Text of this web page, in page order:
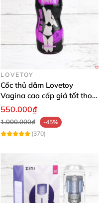
LOVETOY
Cốc thủ dâm Lovetoy
Vagina cao cấp giá tốt thoả
mãn phái mạnh
550.000₫
1.000.000₫
-45%
(370)